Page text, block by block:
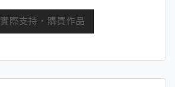
實際支持・購買作品